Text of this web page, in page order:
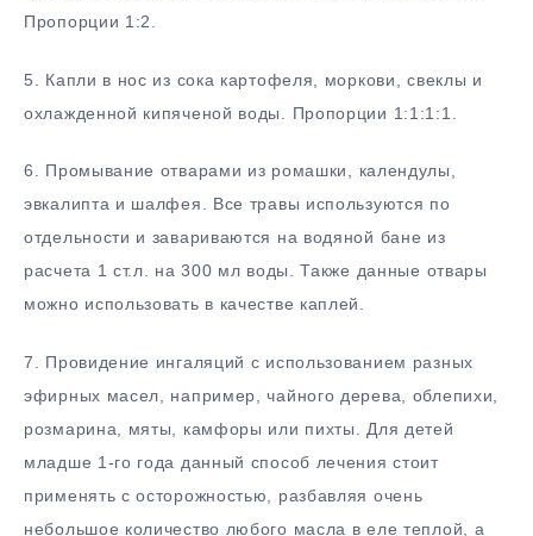
Пропорции 1:2.
5. Капли в нос из сока картофеля, моркови, свеклы и
охлажденной кипяченой воды. Пропорции 1:1:1:1.
6. Промывание отварами из ромашки, календулы,
эвкалипта и шалфея. Все травы используются по
отдельности и завариваются на водяной бане из
расчета 1 ст.л. на 300 мл воды. Также данные отвары
можно использовать в качестве каплей.
7. Провидение ингаляций с использованием разных
эфирных масел, например, чайного дерева, облепихи,
розмарина, мяты, камфоры или пихты. Для детей
младше 1-го года данный способ лечения стоит
применять с осторожностью, разбавляя очень
небольшое количество любого масла в еле теплой, а